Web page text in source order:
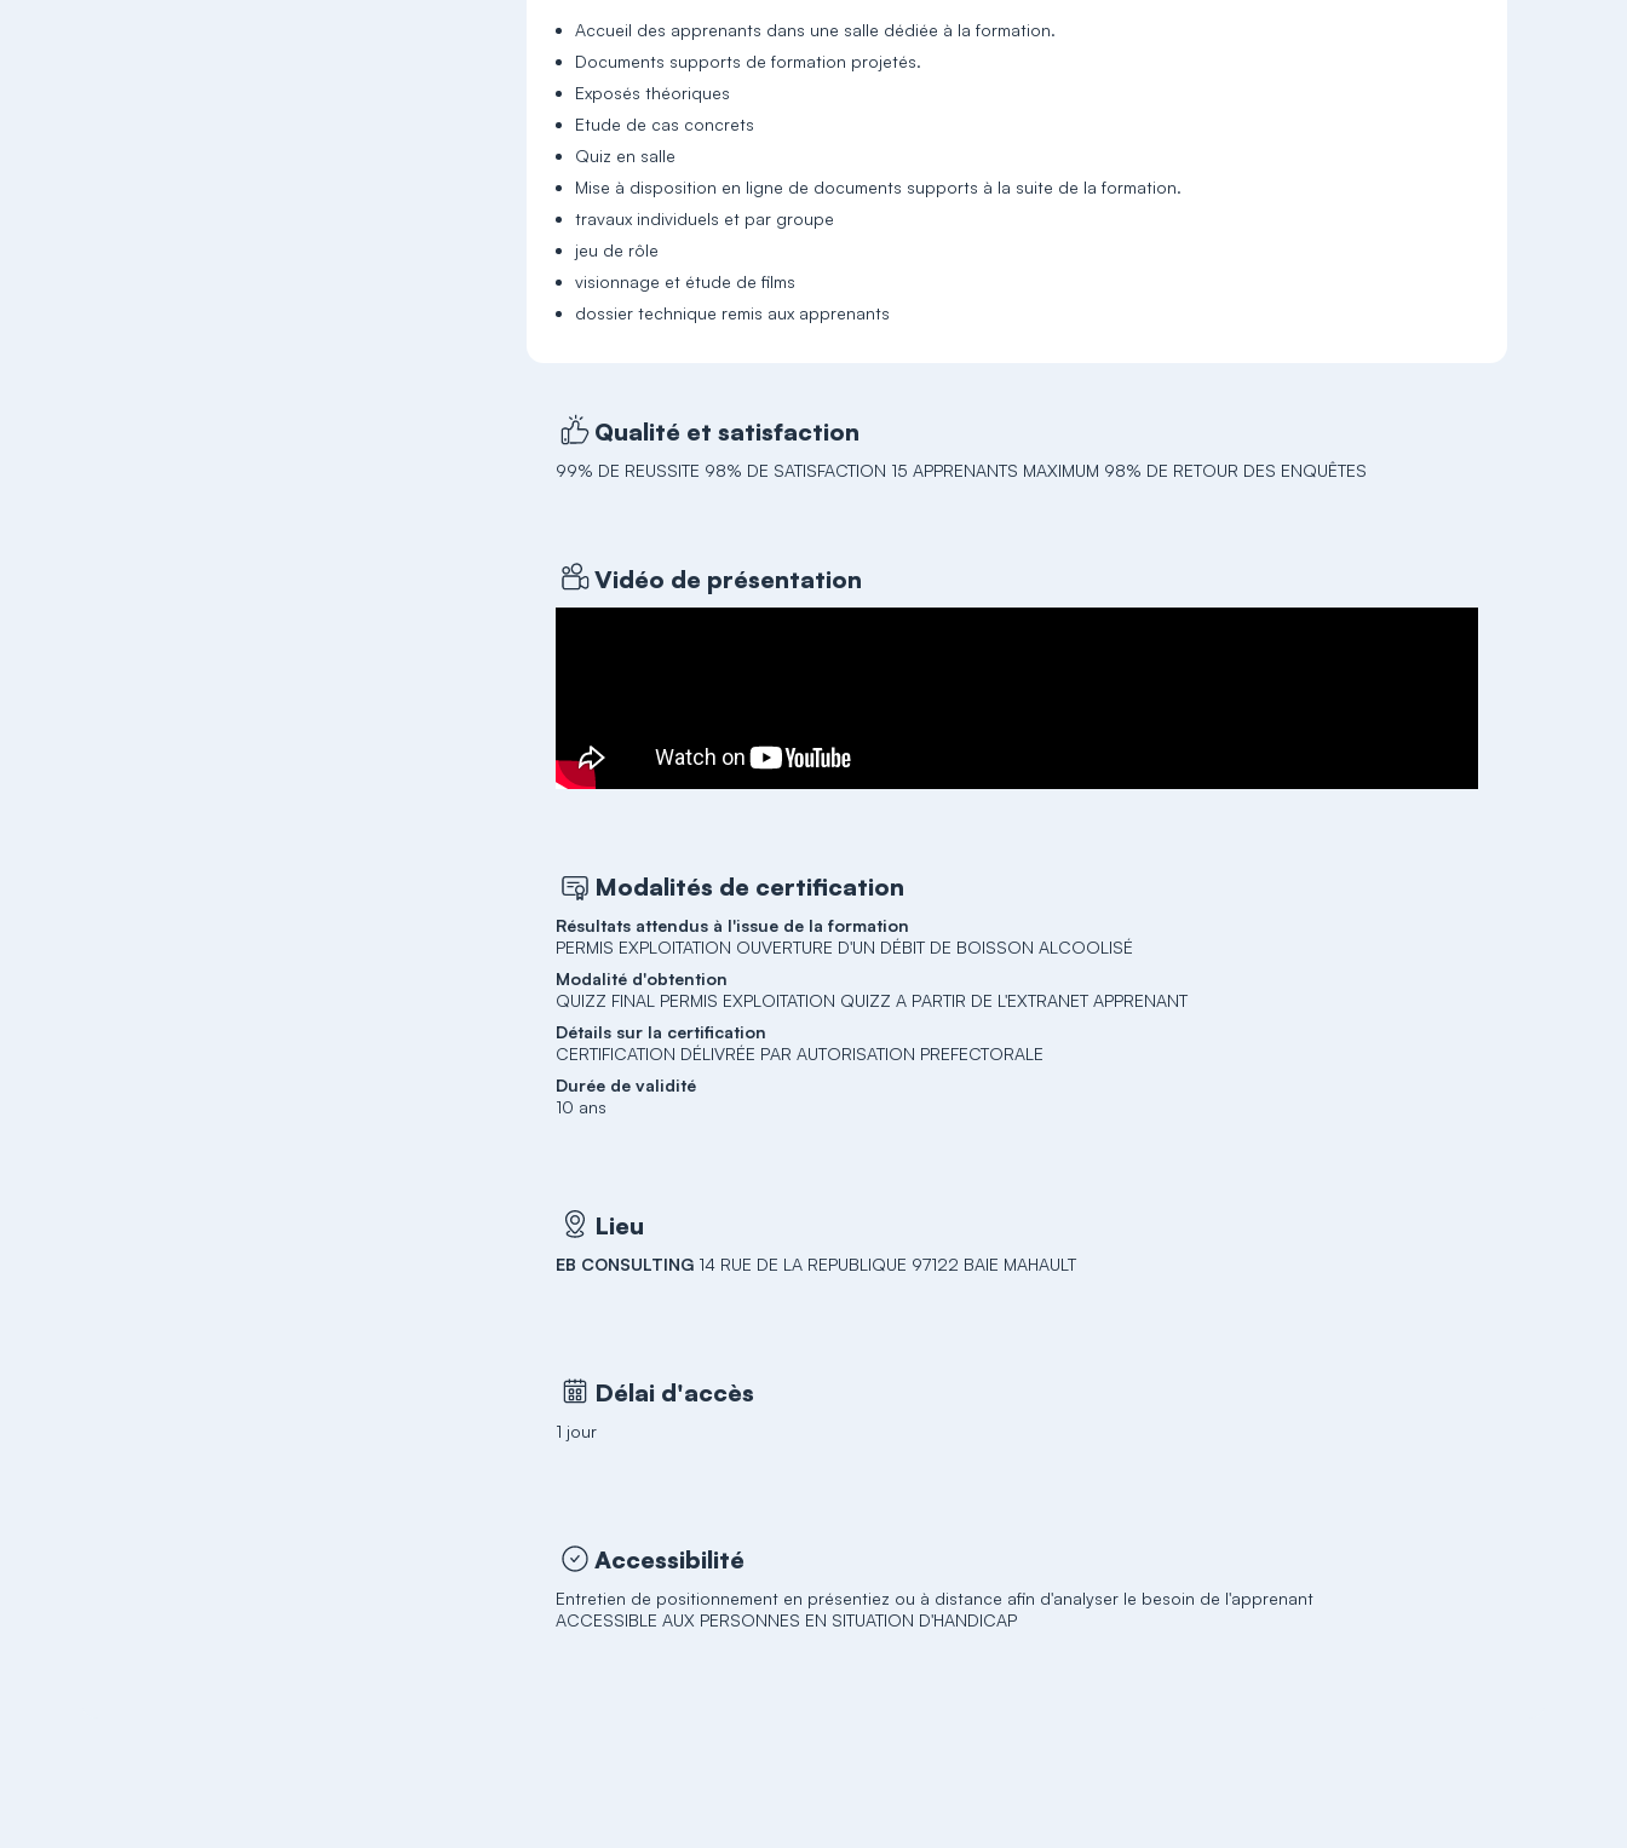
Accueil des apprenants dans une salle dédiée à la formation.
Documents supports de formation projetés.
Exposés théoriques
Etude de cas concrets
Quiz en salle
Mise à disposition en ligne de documents supports à la suite de la formation.
travaux individuels et par groupe
jeu de rôle
visionnage et étude de films
dossier technique remis aux apprenants
Qualité et satisfaction
99% DE REUSSITE 98% DE SATISFACTION 15 APPRENANTS MAXIMUM 98% DE RETOUR DES ENQUÊTES
Vidéo de présentation
Modalités de certification
Résultats attendus à l'issue de la formation
PERMIS EXPLOITATION OUVERTURE D'UN DÉBIT DE BOISSON ALCOOLISÉ
Modalité d'obtention
QUIZZ FINAL PERMIS EXPLOITATION QUIZZ A PARTIR DE L'EXTRANET APPRENANT
Détails sur la certification
CERTIFICATION DÉLIVRÉE PAR AUTORISATION PREFECTORALE
Durée de validité
10 ans
Lieu
EB CONSULTING 14 RUE DE LA REPUBLIQUE 97122 BAIE MAHAULT
Délai d'accès
1 jour
Accessibilité
Entretien de positionnement en présentiez ou à distance afin d'analyser le besoin de l'apprenant
ACCESSIBLE AUX PERSONNES EN SITUATION D'HANDICAP